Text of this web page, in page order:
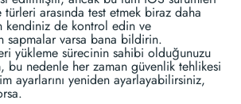
arasında test etmek biraz daha
kendiniz de kontrol edin ve
sapmalar varsa bana bildirin.
yükleme sürecinin sahibi olduğunuzu
bu nedenle her zaman güvenlik tehlikesi
ayarlarını yeniden ayarlayabilirsiniz,